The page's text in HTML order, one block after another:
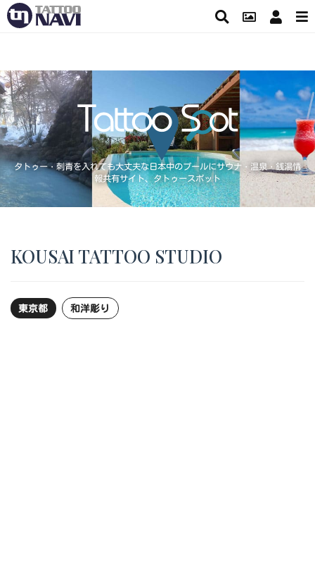
タトゥー・刺青を入れても大丈夫な日本中のプールにサウナ・温泉・銭湯情
報共有サイト、タトゥースポット
KOUSAI TATTOO STUDIO
東京都 和洋彫り